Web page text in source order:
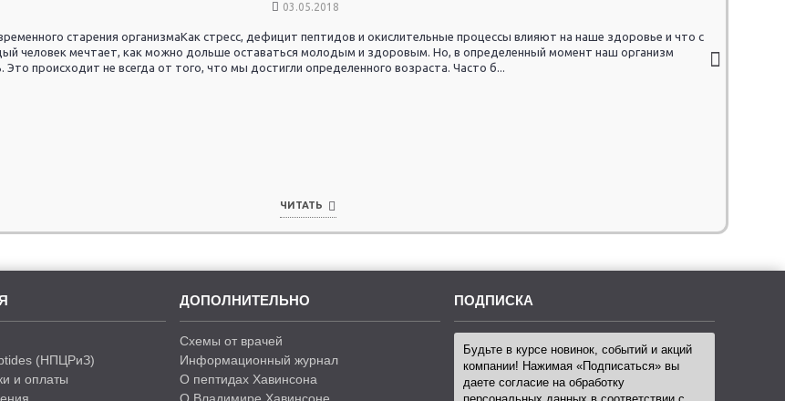
03.05.2018
старения организмаКак стресс, дефицит пептидов и окислительные процессы влияют на наше здоровье и что с
человек мечтает, как можно дольше оставаться молодым и здоровым. Но, в определенный момент наш организм
Это происходит не всегда от того, что мы достигли определенного возраста. Часто б...
ЧИТАТЬ
(НПЦРиЗ)
и оплаты
ДОПОЛНИТЕЛЬНО
Схемы от врачей
Информационный журнал
О пептидах Хавинсона
О Владимире Хавинсоне
ПОДПИСКА
Будьте в курсе новинок, событий и акций
компании! Нажимая «Подписаться» вы
даете согласие на обработку
персональных данных в соответствии с